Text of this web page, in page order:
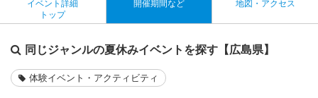
イベント詳細
トップ
開催期間など 地図・アクセス
同じジャンルの夏休みイベントを探す【広島県】
体験イベント・アクティビティ